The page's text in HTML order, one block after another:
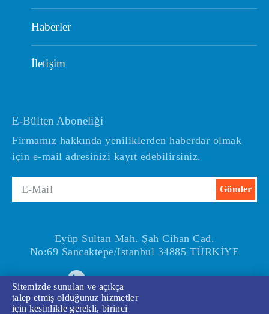
Haberler
İletişim
E-Bülten Aboneliği
Firmamız hakkında yeniliklerden haberdar olmak
için e-mail adresinizi kayıt edebilirsiniz.
Eyüp Sultan Mah. Şah Cihan Cad.
No:69 Sancaktepe/Istanbul 34885 TÜRKİYE
+90(216) 540 67 24-25
Sitemizde sunulan ve açıkça
talep etmiş olduğunuz hizmetler
için kesinlikle gerekli, birinci